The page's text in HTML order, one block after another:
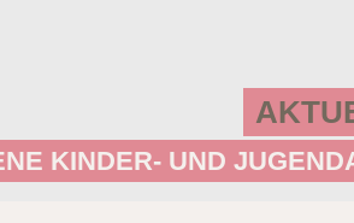
KINDER- UND